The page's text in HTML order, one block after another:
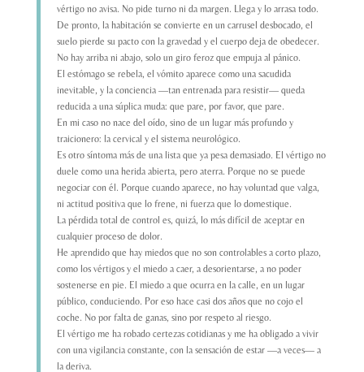
vértigo no avisa. No pide turno ni da margen. Llega y lo arrasa todo.
De pronto, la habitación se convierte en un carrusel desbocado, el
suelo pierde su pacto con la gravedad y el cuerpo deja de obedecer.
No hay arriba ni abajo, solo un giro feroz que empuja al pánico.
El estómago se rebela, el vómito aparece como una sacudida
inevitable, y la conciencia —tan entrenada para resistir— queda
reducida a una súplica muda: que pare, por favor, que pare.
En mi caso no nace del oído, sino de un lugar más profundo y
traicionero: la cervical y el sistema neurológico.
Es otro síntoma más de una lista que ya pesa demasiado. El vértigono
duele como una herida abierta, pero aterra. Porque no se puede
negociar con él. Porque cuando aparece, no hay voluntad que valga,
ni actitud positiva que lo frene, ni fuerza que lo domestique.
La pérdida total de control es, quizá, lo más difícil de aceptar en
cualquier proceso de dolor.
He aprendido que hay miedos que no son controlables a corto plazo,
como los vértigosy el miedo a caer, a desorientarse, a no poder
sostenerse en pie. El miedo a que ocurra en la calle, en un lugar
público, conduciendo. Por eso hace casi dos años que no cojo el
coche. No por falta de ganas, sino por respeto al riesgo.
El vértigo me ha robado certezas cotidianas y me ha obligado a vivir
con una vigilancia constante, con la sensación de estar —a veces— a
la deriva.